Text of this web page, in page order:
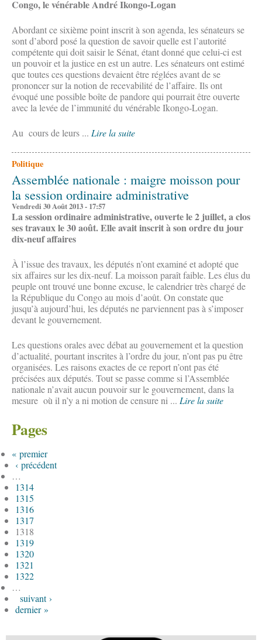
Congo, le vénérable André Ikongo-Logan
Abordant ce sixième point inscrit à son agenda, les sénateurs se
sont d’abord posé la question de savoir quelle est l’autorité
compétente qui doit saisir le Sénat, étant donné que celui-ci est
un pouvoir et la justice en est un autre. Les sénateurs ont estimé
que toutes ces questions devaient être réglées avant de se
prononcer sur la notion de recevabilité de l’affaire. Ils ont
évoqué une possible boîte de pandore qui pourrait être ouverte
avec la levée de l’immunité du vénérable Ikongo-Logan.
Au cours de leurs ... Lire la suite
Politique
Assemblée nationale : maigre moisson pour
la session ordinaire administrative
Vendredi 30 Août 2013 - 17:57
La session ordinaire administrative, ouverte le 2 juillet, a clos
ses travaux le 30 août. Elle avait inscrit à son ordre du jour
dix-neuf affaires
À l’issue des travaux, les députés n’ont examiné et adopté que
six affaires sur les dix-neuf. La moisson paraît faible. Les élus du
peuple ont trouvé une bonne excuse, le calendrier très chargé de
la République du Congo au mois d’août. On constate que
jusqu’à aujourd’hui, les députés ne parviennent pas à s’imposer
devant le gouvernement.
Les questions orales avec débat au gouvernement et la question
d’actualité, pourtant inscrites à l’ordre du jour, n’ont pas pu être
organisées. Les raisons exactes de ce report n’ont pas été
précisées aux députés. Tout se passe comme si l’Assemblée
nationale n’avait aucun pouvoir sur le gouvernement, dans la
mesure où il n’y a ni motion de censure ni ... Lire la suite
Pages
« premier
‹ précédent
…
1314
1315
1316
1317
1318
1319
1320
1321
1322
…
suivant ›
dernier »